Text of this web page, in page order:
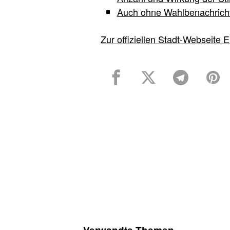
Auch ohne
Zur offiziellen Stadt-Webseite